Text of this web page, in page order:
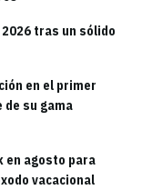
tras un sólido
en el primer
de su gama
en agosto para
vacacional